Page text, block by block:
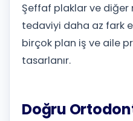
Şeffaf plaklar ve diğer
tedaviyi daha az fark
birçok plan iş ve aile
tasarlanır.
Doğru